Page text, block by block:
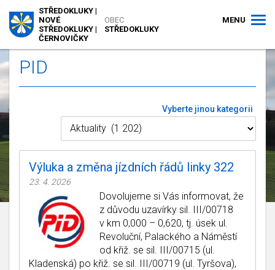
OBEC
STŘEDOKLUKY
STŘEDOKLUKY |
NOVÉ
STŘEDOKLUKY |
ČERNOVIČKY
MENU
PID
Vyberte jinou kategorii
Výluka a změna jízdních řádů linky 322
23. 4. 2026
Dovolujeme si Vás informovat, že
z důvodu uzavírky sil. III/00718
v km 0,000 – 0,620, tj. úsek ul.
Revoluční, Palackého a Náměstí
od křiž. se sil. III/00715 (ul.
Kladenská) po křiž. se sil. III/00719 (ul. Tyršova),